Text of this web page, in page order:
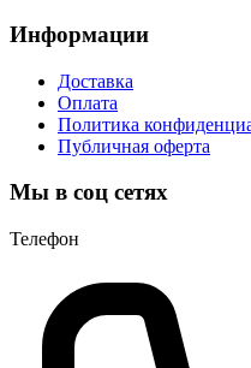
Информации
Доставка
Оплата
Политика
Публичная оферта
Мы в соц сетях
Телефон